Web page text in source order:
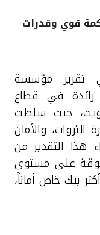
قوي وقدرات
تقرير مؤسسة
في قطاع
حيث سلطت
والأمان
هذا التقدير من
على مستوى
بنك خاص أماناً،